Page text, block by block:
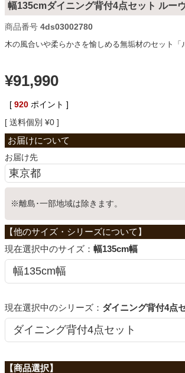
椅子・チェア
ベッド
収納家具
学習机
ホームオフィス
こたつ
寝具
幅135cmダイニング背付4点セット ルー
商品番号 4ds03002780
木の風合いや柔らかさを愉しめる無垢材のセット「
¥91,990
[ 920 ポイント ]
送料個別 ¥0
お届け先
※離島･一部地域は除きます。
サイズ： 幅135cm幅
シリーズ： ダイニング背付4点